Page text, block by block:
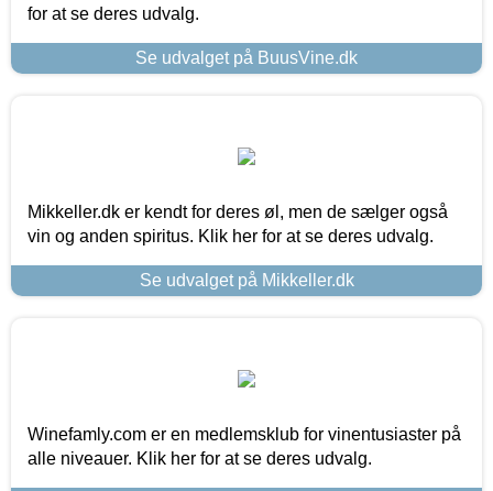
for at se deres udvalg.
Se udvalget på BuusVine.dk
Mikkeller.dk er kendt for deres øl, men de sælger også
vin og anden spiritus. Klik her for at se deres udvalg.
Se udvalget på Mikkeller.dk
Winefamly.com er en medlemsklub for vinentusiaster på
alle niveauer. Klik her for at se deres udvalg.